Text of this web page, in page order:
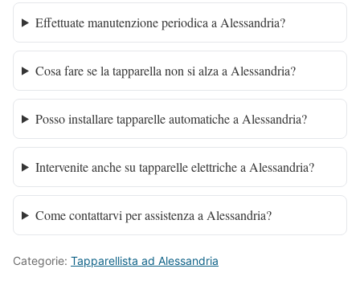
Effettuate manutenzione periodica a Alessandria?
Cosa fare se la tapparella non si alza a Alessandria?
Posso installare tapparelle automatiche a Alessandria?
Intervenite anche su tapparelle elettriche a Alessandria?
Come contattarvi per assistenza a Alessandria?
Categorie: Tapparellista ad Alessandria